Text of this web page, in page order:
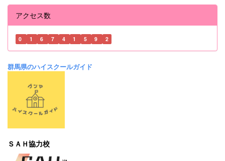
アクセス数
0 1 6 7 4 1 5 9 2
群馬県のハイスクールガイド
ＳＡＨ協力校